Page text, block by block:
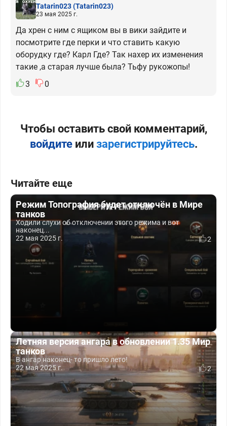
Tatarin023(Tatarin023)
23 мая 2025 г.
Да хрен с ним с ящиком вы в вики зайдите и
посмотрите где перки и что ставить какую
оборудку где? Карл Где? Так нахер их изменения
такие ,а старая лучше была? Тьфу рукожопы!
3
0
Чтобы оставить свой комментарий,
войдитеили зарегистрируйтесь.
Читайте еще
Режим Топография будет отключён в Мире
танков
Ходили слухи об отключении этого режима и вот
наконец...
22 мая 2025 г.
2
Летняя версия ангара в обновлении 1.35 Мир
танков
В ангар наконец- то пришло лето!
22 мая 2025 г.
2